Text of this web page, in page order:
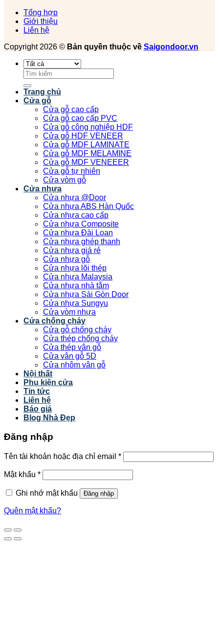
Tổng hợp
Giới thiệu
Liên hệ
Copyright 2026 © Bản quyền thuộc về Saigondoor.vn
Tìm
kiếm:
Trang chủ
Cửa gỗ
Cửa gỗ cao cấp
Cửa gỗ cao cấp PVC
Cửa gỗ công nghiệp HDF
Cửa gỗ HDF VENEER
Cửa gỗ MDF LAMINATE
Cửa gỗ MDF MELAMINE
Cửa gỗ MDF VENEEER
Cửa gỗ tự nhiên
Cửa vòm gỗ
Cửa nhựa
Cửa nhựa @Door
Cửa nhựa ABS Hàn Quốc
Cửa nhựa cao cấp
Cửa nhựa Composite
Cửa nhựa Đài Loan
Cửa nhựa ghép thanh
Cửa nhựa giá rẻ
Cửa nhựa gỗ
Cửa nhựa lõi thép
Cửa nhựa Malaysia
Cửa nhựa nhà tắm
Cửa nhựa Sài Gòn Door
Cửa nhựa Sungyu
Cửa vòm nhựa
Cửa chống cháy
Cửa gỗ chống cháy
Cửa thép chống cháy
Cửa thép vân gỗ
Cửa vân gỗ 5D
Cửa nhôm vân gỗ
Nội thất
Phụ kiện cửa
Tin tức
Liên hệ
Báo giá
Blog Nhà Đẹp
Đăng nhập
Tên tài khoản hoặc địa chỉ email *
Mật khẩu *
Ghi nhớ mật khẩu Đăng nhập
Quên mật khẩu?